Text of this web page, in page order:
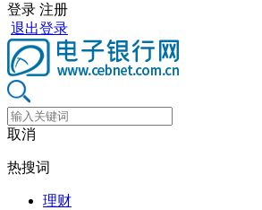
登录 注册
退出登录
取消
热搜词
理财